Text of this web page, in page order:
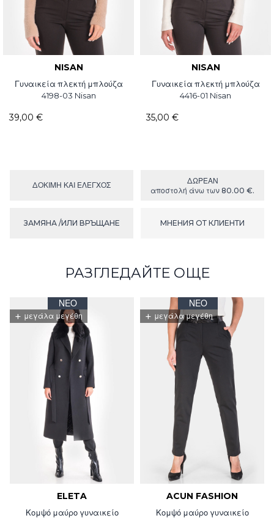
NISAN
Γυναικεία πλεκτή μπλούζα
4198-03 Nisan
39,00 €
NISAN
Γυναικεία πλεκτή μπλούζα
4416-01 Nisan
35,00 €
ΔΟΚΙΜΉ ΚΑΙ ΕΛΕΓΧΟΣ
ΔΩΡΕΑΝ
αποστολή άνω των 80.00 €.
ЗАМЯНА /ИЛИ ВРЪЩАНЕ МНЕНИЯ ОТ КЛИЕНТИ
РАЗГЛЕДАЙТЕ ОЩЕ
ΝΈΟ
+ μεγάλα μεγέθη
ELETA
Κομψό μαύρο γυναικείο
ΝΈΟ
+ μεγάλα μεγέθη
ACUN FASHION
Κομψό μαύρο γυναικείο